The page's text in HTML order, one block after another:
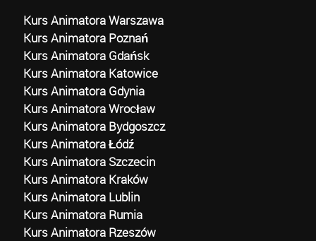
Kurs Animatora Warszawa
Kurs Animatora Poznań
Kurs Animatora Gdańsk
Kurs Animatora Katowice
Kurs Animatora Gdynia
Kurs Animatora Wrocław
Kurs Animatora Bydgoszcz
Kurs Animatora Łódź
Kurs Animatora Szczecin
Kurs Animatora Kraków
Kurs Animatora Lublin
Kurs Animatora Rumia
Kurs Animatora Rzeszów